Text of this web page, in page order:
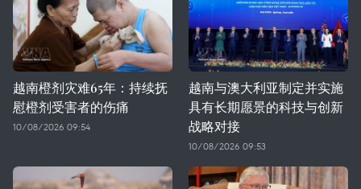
越南橙剂灾难65年：持续抚
慰橙剂受害者的伤痛
10/08/2026 09:54
越南与澳大利亚制定并实施
具有长期愿景的科技与创新
战略对接
10/08/2026 09:53